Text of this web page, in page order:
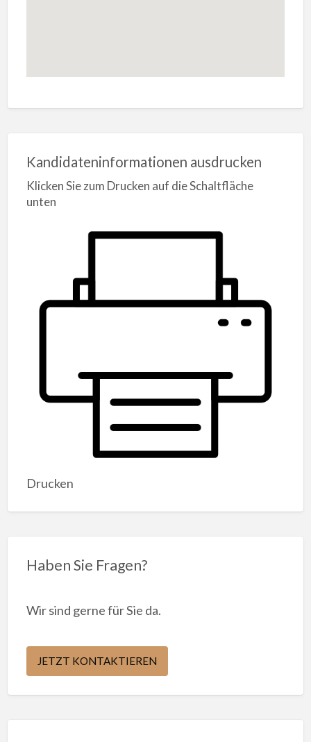
Kandidateninformationen ausdrucken
Klicken Sie zum Drucken auf die Schaltfläche
unten
Drucken
Haben Sie Fragen?
Wir sind gerne für Sie da.
JETZT KONTAKTIEREN